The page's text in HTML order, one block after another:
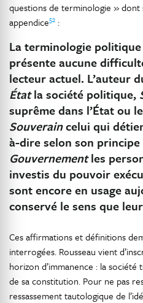
questions de terminologie »
appendice52 :
La terminologie politique
présente aucune
lecteur actuel. L’auteur
Étatla société politique,
suprême dans l’État ou
Souveraincelui qui
à-dire selon son
Gouvernementles
investis du pouvoir
sont encore en usage
conservé le sens que
Ces affirmations et définitions
interrogées. Rousseau vient
horizon d’immanence : la
de sa constitution. Pour ne pas
ressassement tautologique de